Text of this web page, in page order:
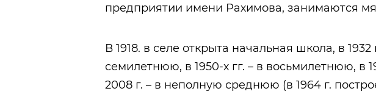
предприятии имени Рахимова, занимаются
В 1918. в селе открыта начальная школа, в
семилетнюю, в 1950-х гг. – в восьмилетнюю, в
2008 г. – в неполную среднюю (в 1964 г.